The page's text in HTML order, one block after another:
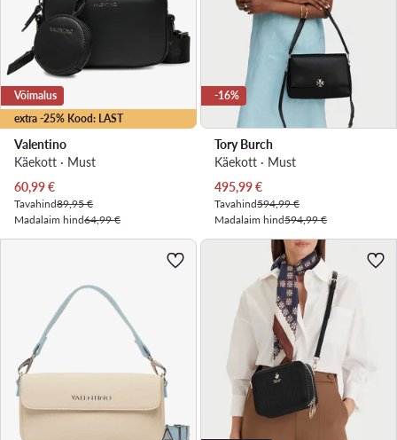
extra -25% Kood: LAST
Võimalus
Valentino
Käekott · Must
Praegune hind
60,99€
Tavahind89,95 €
Madalaim hind64,99 €
-16%
Tory Burch
Käekott · Must
Praegune hind
495,99€
Tavahind594,99 €
Madalaim hind594,99 €